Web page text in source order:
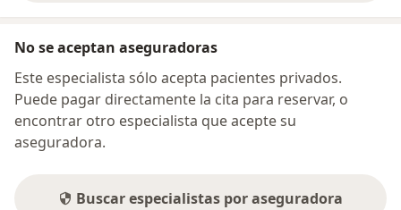
No se aceptan aseguradoras
Este especialista sólo acepta pacientes privados.
Puede pagar directamente la cita para reservar, o
encontrar otro especialista que acepte su
aseguradora.
Buscar especialistas por aseguradora